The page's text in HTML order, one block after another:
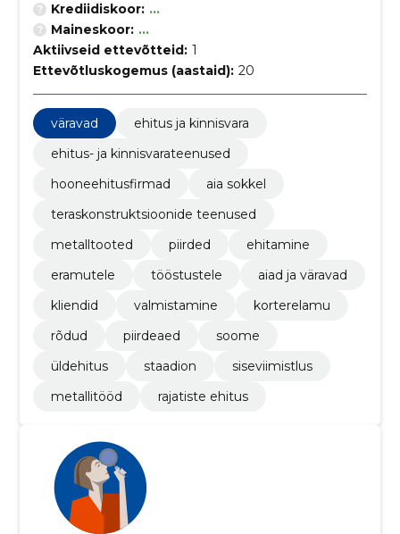
Krediidiskoor: ...
Maineskoor: ...
Aktiivseid ettevõtteid: 1
Ettevõtluskogemus (aastaid): 20
väravad
ehitus ja kinnisvara
ehitus- ja kinnisvarateenused
hooneehitusfirmad
aia sokkel
teraskonstruktsioonide teenused
metalltooted
piirded
ehitamine
eramutele
tööstustele
aiad ja väravad
kliendid
valmistamine
korterelamu
rõdud
piirdeaed
soome
üldehitus
staadion
siseviimistlus
metallitööd
rajatiste ehitus